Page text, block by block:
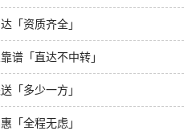
「资质齐全」
谱「直达不中转」
「多少一方」
「全程无虑」